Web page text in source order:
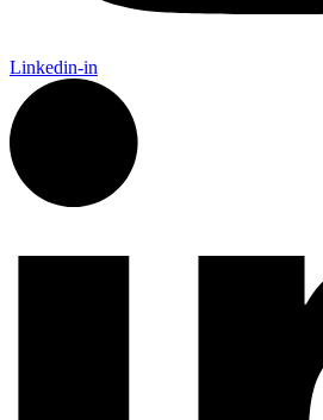
Linkedin-in